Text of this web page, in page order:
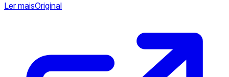
Ler maisOriginal